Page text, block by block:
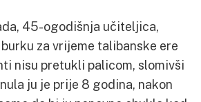
45-ogodišnja učiteljica,
za vrijeme talibanske ere
nisu pretukli palicom, slomivši
ju je prije 8 godina, nakon